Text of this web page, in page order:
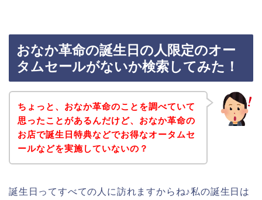
おなか革命の誕生日の人限定のオー
タムセールがないか検索してみた！
ちょっと、おなか革命のことを調べていて
思ったことがあるんだけど、おなか革命の
お店で誕生日特典などでお得なオータムセ
ールなどを実施していないの？
誕生日ってすべての人に訪れますからね♪私の誕生日は